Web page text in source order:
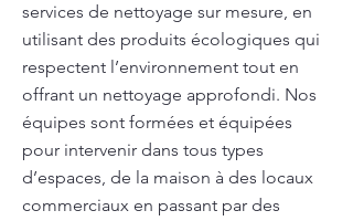
services de nettoyage sur mesure, en
utilisant des produits écologiques qui
respectent l’environnement tout en
offrant un nettoyage approfondi. Nos
équipes sont formées et équipées
pour intervenir dans tous types
d’espaces, de la maison à des locaux
commerciaux en passant par des